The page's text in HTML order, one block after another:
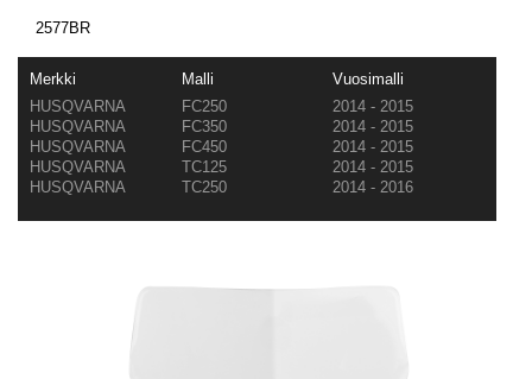
2577BR
Merkki Malli
Vuosimalli
HUSQVARNA
FC250
2014 - 2015
HUSQVARNA
FC350
2014 - 2015
HUSQVARNA
FC450
2014 - 2015
HUSQVARNA
TC125
2014 - 2015
HUSQVARNA
TC250 2014 - 2016